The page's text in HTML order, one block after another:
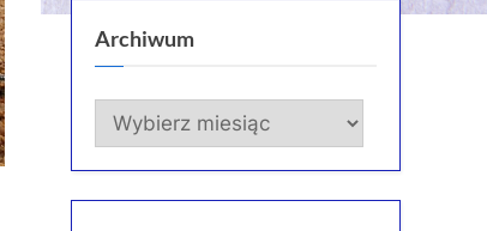
Archiwum
Archiwum